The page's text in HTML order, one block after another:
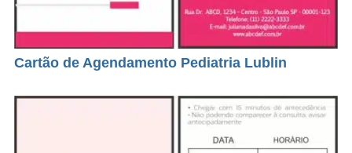
Cartão de Agendamento Pediatria Lublin